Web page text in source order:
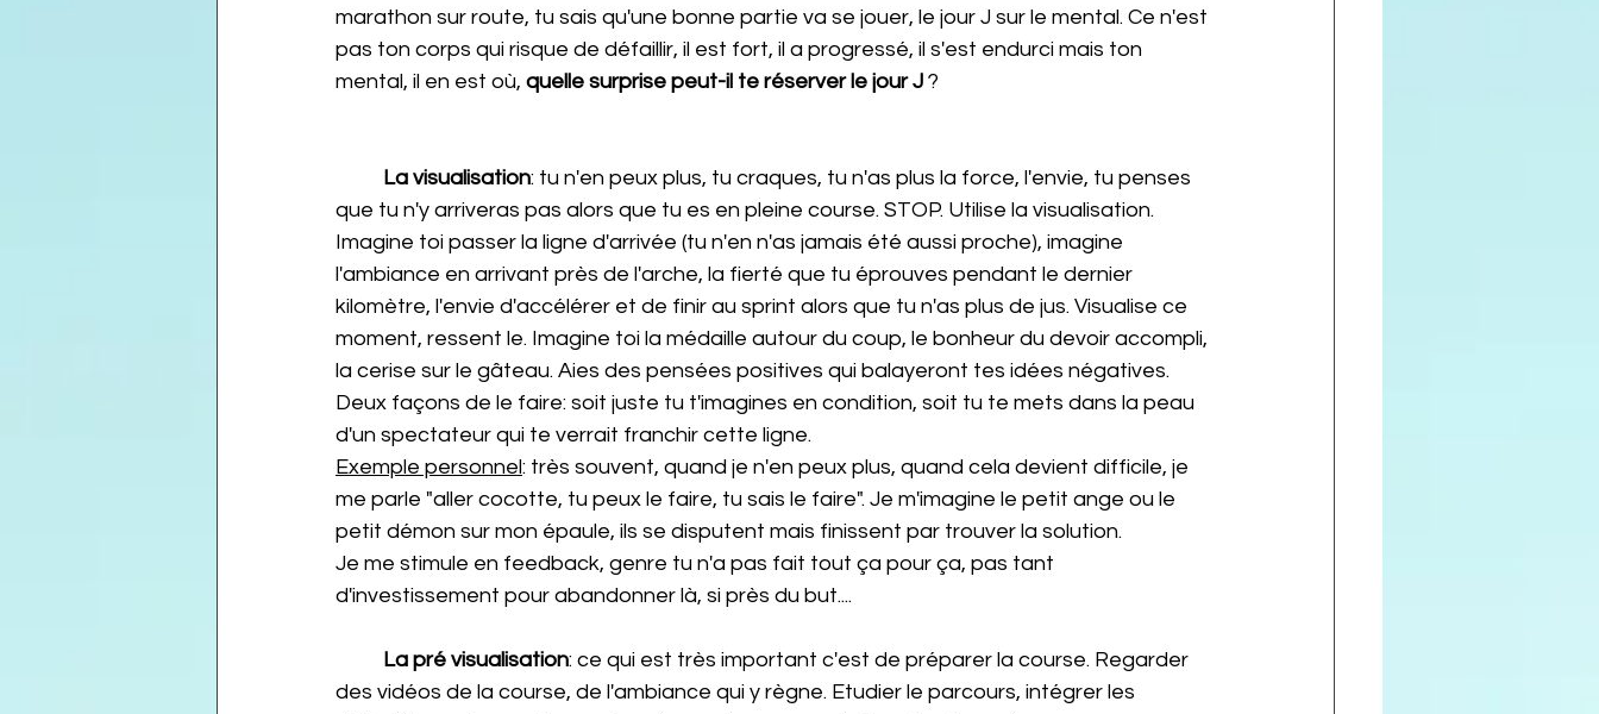
marathon sur route, tu sais qu'une bonne partie va se jouer, le jour J sur le mental. Ce n'est
pas ton corps qui risque de défaillir, il est fort, il a progressé, il s'est endurci mais ton
mental, il en est où, quelle surprise peut-il te réserver le jour J ?
La visualisation: tu n'en peux plus, tu craques, tu n'as plus la force, l'envie, tu penses
que tu n'y arriveras pas alors que tu es en pleine course. STOP. Utilise la visualisation.
Imagine toi passer la ligne d'arrivée (tu n'en n'as jamais été aussi proche), imagine
l'ambiance en arrivant près de l'arche, la fierté que tu éprouves pendant le dernier
kilomètre, l'envie d'accélérer et de finir au sprint alors que tu n'as plus de jus. Visualise ce
moment, ressent le. Imagine toi la médaille autour du coup, le bonheur du devoir accompli,
la cerise sur le gâteau. Aies des pensées positives qui balayeront tes idées négatives.
Deux façons de le faire: soit juste tu t'imagines en condition, soit tu te mets dans la peau
d'un spectateur qui te verrait franchir cette ligne.
Exemple personnel: très souvent, quand je n'en peux plus, quand cela devient difficile, je
me parle "aller cocotte, tu peux le faire, tu sais le faire". Je m'imagine le petit ange ou le
petit démon sur mon épaule, ils se disputent mais finissent par trouver la solution.
Je me stimule en feedback, genre tu n'a pas fait tout ça pour ça, pas tant
d'investissement pour abandonner là, si près du but....
La pré visualisation: ce qui est très important c'est de préparer la course. Regarder
des vidéos de la course, de l'ambiance qui y règne. Etudier le parcours, intégrer les